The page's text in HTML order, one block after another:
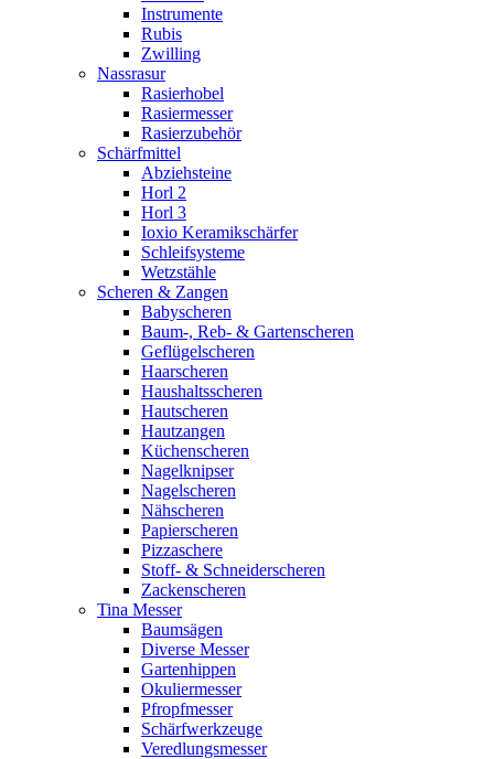
Instrumente
Rubis
Zwilling
Nassrasur
Rasierhobel
Rasiermesser
Rasierzubehör
Schärfmittel
Abziehsteine
Horl 2
Horl 3
Ioxio Keramikschärfer
Schleifsysteme
Wetzstähle
Scheren & Zangen
Babyscheren
Baum-, Reb- & Gartenscheren
Geflügelscheren
Haarscheren
Haushaltsscheren
Hautscheren
Hautzangen
Küchenscheren
Nagelknipser
Nagelscheren
Nähscheren
Papierscheren
Pizzaschere
Stoff- & Schneiderscheren
Zackenscheren
Tina Messer
Baumsägen
Diverse Messer
Gartenhippen
Okuliermesser
Pfropfmesser
Schärfwerkzeuge
Veredlungsmesser